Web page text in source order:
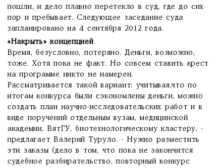
пошли, и дело плавно перетекло в суд, где до сих
пор и пребывает. Следующее заседание суда
запланировано на 4 сентября 2012 года.
«Накрыть» концепцией
Время, безусловно, потеряно. Деньги, возможно,
тоже. Хотя пока не факт. Но совсем ставить крест
на программе никто не намерен.
Рассматривается такой вариант: учитывая,что по
итогам конкурса были сэкономлены деньги, можно
создать план научно-исследовательских работ и в
виде поручений отдельным вузам, медицинской
академии, ВятГУ, биотехнологическому кластеру, -
предлагает Валерий Туруло. - Нужно разместить
эти заказы (дело в том, что пока не закончится
судебное разбирательство, повторный конкурс